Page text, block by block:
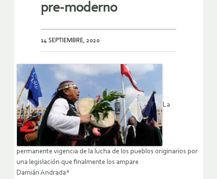
pre-moderno
14 SEPTIEMBRE, 2020
La
permanente vigencia de la lucha de los pueblos originarios por
una legislación que finalmente los ampare
Damián Andrada*